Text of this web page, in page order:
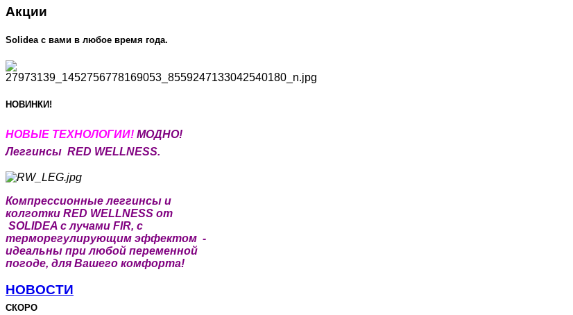
Акции
Solidea c вами в любое время года.
НОВИНКИ!
НОВЫЕ ТЕХНОЛОГИИ! МОДНО!
Леггинсы RED WELLNESS.
Компрессионные леггинсы и
колготки RED WELLNESS от
SOLIDEA с лучами FIR, с
терморегулирующим эффектом -
идеальны при любой переменной
погоде, для Вашего комфорта!
НОВОСТИ
СКОРО